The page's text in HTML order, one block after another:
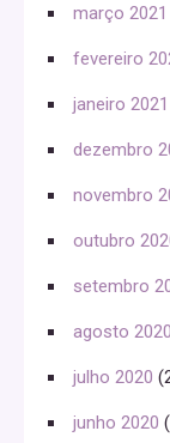
março 2021
fevereiro
janeiro 2021
dezembro
novembro
outubro
setembro
agosto 2020
julho 2020
junho 2020